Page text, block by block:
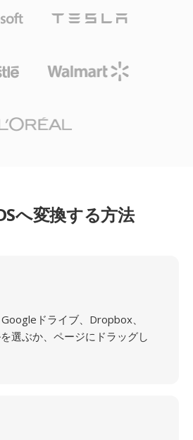
へ変換する方法
ドライブ、Dropbox、
選ぶか、ページにドラッグし